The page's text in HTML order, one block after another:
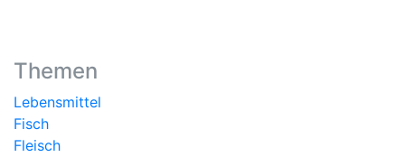
Themen
Lebensmittel
Fisch
Fleisch